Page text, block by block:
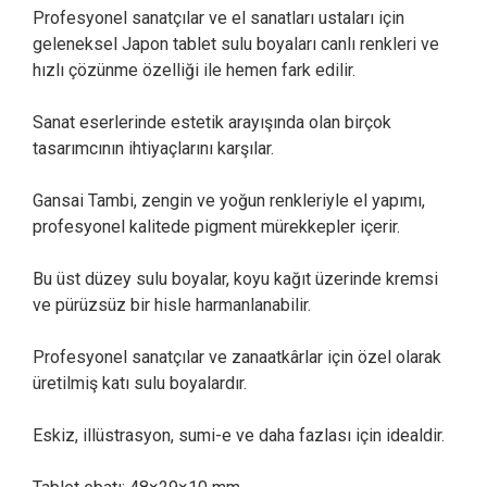
Profesyonel sanatçılar ve el sanatları ustaları için
geleneksel Japon tablet sulu boyaları canlı renkleri ve
hızlı çözünme özelliği ile hemen fark edilir.
Sanat eserlerinde estetik arayışında olan birçok
tasarımcının ihtiyaçlarını karşılar.
Gansai Tambi, zengin ve yoğun renkleriyle el yapımı,
profesyonel kalitede pigment mürekkepler içerir.
Bu üst düzey sulu boyalar, koyu kağıt üzerinde kremsi
ve pürüzsüz bir hisle harmanlanabilir.
Profesyonel sanatçılar ve zanaatkârlar için özel olarak
üretilmiş katı sulu boyalardır.
Eskiz, illüstrasyon, sumi-e ve daha fazlası için idealdir.